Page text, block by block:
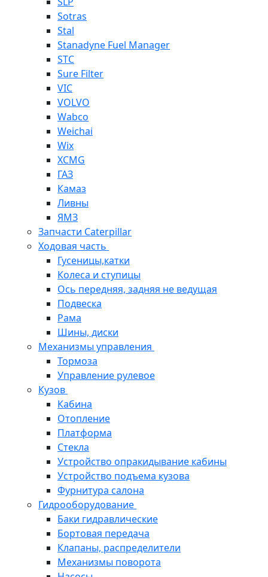
Sotras
Stal
Stanadyne Fuel Manager
STC
Sure Filter
VIC
VOLVO
Wabco
Weichai
Wix
XCMG
ГАЗ
Камаз
Ливны
ЯМЗ
Запчасти Caterpillar
Ходовая часть
Гусеницы,катки
Колеса и ступицы
Ось передняя, задняя не ведущая
Подвеска
Рама
Шины, диски
Механизмы управления
Тормоза
Управление рулевое
Кузов
Кабина
Отопление
Платформа
Стекла
Устройство опракидывание кабины
Устройство подъема кузова
Фурнитура салона
Гидрооборудование
Баки гидравлические
Бортовая передача
Клапаны, распределители
Механизмы поворота